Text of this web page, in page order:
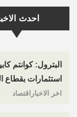
احدث
البترول: كوانتم
استثمارات بقطاع
اخر الاخباراقتصاد